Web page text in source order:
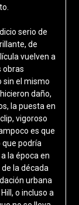
serio de
de
vuelven a
obras
sin el mismo
daño,
la puesta en
vigoroso
es que
que podría
la época en
la década
urbana
o incluso a